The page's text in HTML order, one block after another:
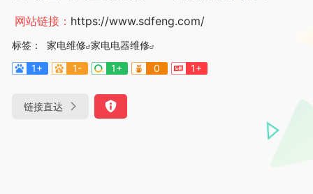
网站链接： https://www.sdfeng.com/
标签： 家电维修 家电电器维修
1+
1- 1+ 0 1+
链接直达